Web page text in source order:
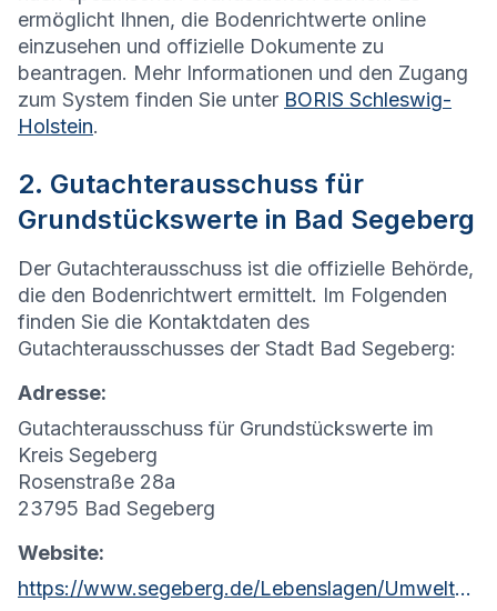
ermöglicht Ihnen, die Bodenrichtwerte online
einzusehen und offizielle Dokumente zu
beantragen. Mehr Informationen und den Zugang
zum System finden Sie unter BORIS Schleswig-
Holstein.
2. Gutachterausschuss für
Grundstückswerte in Bad Segeberg
Der Gutachterausschuss ist die offizielle Behörde,
die den Bodenrichtwert ermittelt. Im Folgenden
finden Sie die Kontaktdaten des
Gutachterausschusses der Stadt Bad Segeberg:
Adresse:
Gutachterausschuss für Grundstückswerte im
Kreis Segeberg
Rosenstraße 28a
23795 Bad Segeberg
Website:
https://www.segeberg.de/Lebenslagen/Umwelt-Planen-Bauen/Planen-und-Bauen/